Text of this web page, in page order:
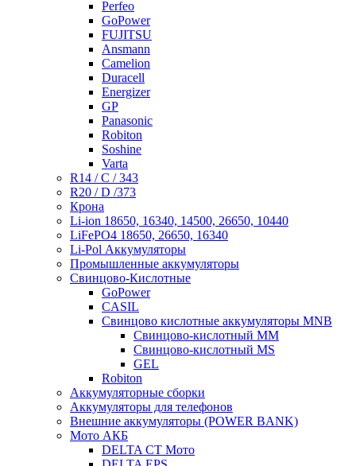
Perfeo
GoPower
FUJITSU
Ansmann
Camelion
Duracell
Energizer
GP
Panasonic
Robiton
Soshine
Varta
R14 / C / 343
R20 / D /373
Крона
Li-ion 18650, 16340, 14500, 26650, 10440
LiFePO4 18650, 26650, 16340
Li-Pol Аккумуляторы
Промышленные аккумуляторы
Свинцово-Кислотные
GoPower
CASIL
Свинцово кислотные аккумуляторы MNB
Cвинцово-кислотный MM
Cвинцово-кислотный MS
GEL
Robiton
Аккумуляторные сборки
Аккумуляторы для телефонов
Внешние аккумуляторы (POWER BANK)
Мото АКБ
DELTA CT Мото